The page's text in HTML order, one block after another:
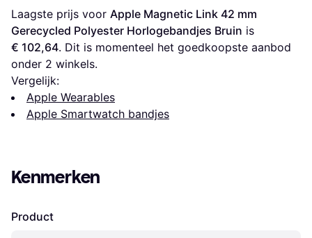
Laagste prijs voor Apple Magnetic Link 42 mm
Gerecycled Polyester Horlogebandjes Bruin
€ 102,64. Dit is momenteel het goedkoopste aanbod
onder 2 winkels.
Vergelijk:
Apple Wearables
Apple Smartwatch bandjes
Kenmerken
Product